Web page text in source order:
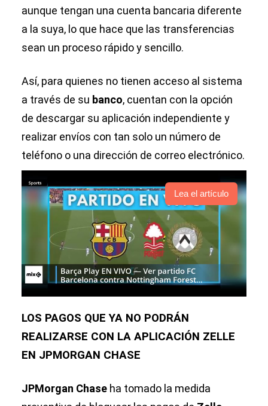
aunque tengan una cuenta bancaria diferente
a la suya, lo que hace que las transferencias
sean un proceso rápido y sencillo.
Así, para quienes no tienen acceso al sistema
a través de su banco, cuentan con la opción
de descargar su aplicación independiente y
realizar envíos con tan solo un número de
teléfono o una dirección de correo electrónico.
Lea el artículo
LOS PAGOS QUE YA NO PODRÁN
REALIZARSE CON LA APLICACIÓN ZELLE
EN JPMORGAN CHASE
JPMorgan Chase ha tomado la medida